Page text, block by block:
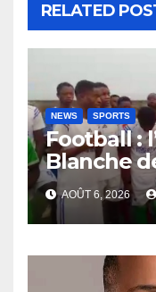
RELATED
NEWS SPORTS
Football :
Blanche
perd face
Lualaba
devant le
Kongo
AOÛT 6, 2026